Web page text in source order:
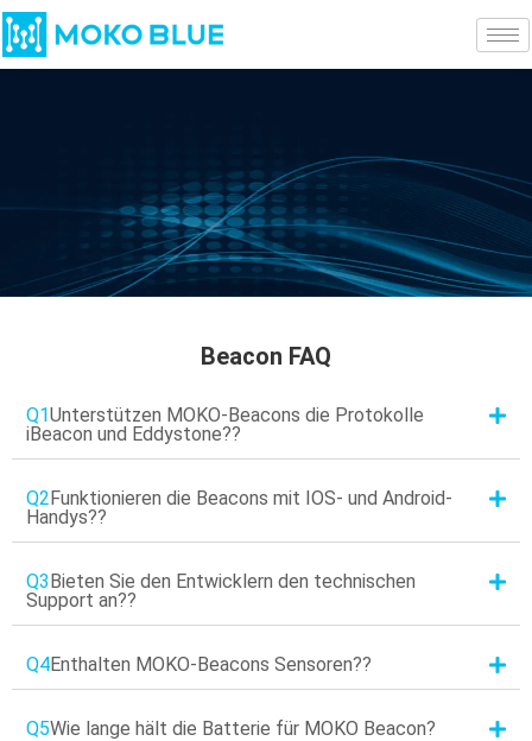
Beacon FAQ
Q1Unterstützen MOKO-Beacons die Protokolle
iBeacon und Eddystone??
Q2Funktionieren die Beacons mit IOS- und Android-
Handys??
Q3Bieten Sie den Entwicklern den technischen
Support an??
Q4Enthalten MOKO-Beacons Sensoren??
Q5Wie lange hält die Batterie für MOKO Beacon?